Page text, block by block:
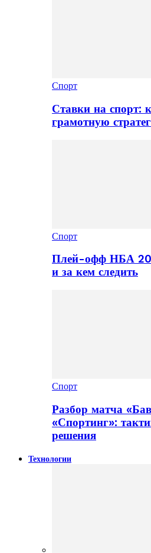
Спорт
Ставки на спорт:
грамотную
Спорт
Плей-офф НБА
и за кем следить
Спорт
Разбор матча
«Спортинг»:
решения
Технологии